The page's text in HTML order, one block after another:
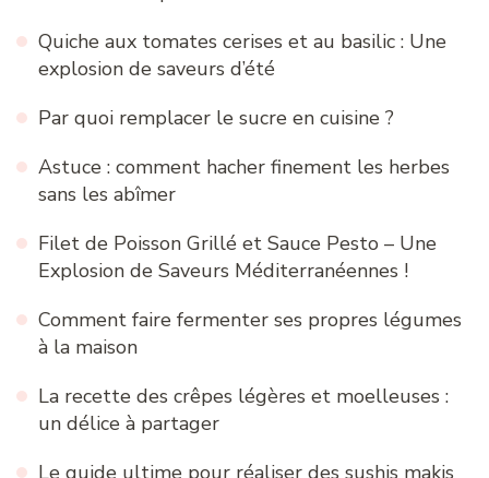
Quiche aux tomates cerises et au basilic : Une
explosion de saveurs d’été
Par quoi remplacer le sucre en cuisine ?
Astuce : comment hacher finement les herbes
sans les abîmer
Filet de Poisson Grillé et Sauce Pesto – Une
Explosion de Saveurs Méditerranéennes !
Comment faire fermenter ses propres légumes
à la maison
La recette des crêpes légères et moelleuses :
un délice à partager
Le guide ultime pour réaliser des sushis makis